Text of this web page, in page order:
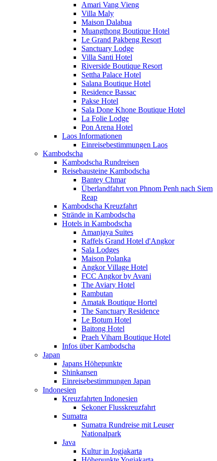
Amari Vang Vieng
Villa Maly
Maison Dalabua
Muangthong Boutique Hotel
Le Grand Pakbeng Resort
Sanctuary Lodge
Villa Santi Hotel
Riverside Boutique Resort
Settha Palace Hotel
Salana Boutique Hotel
Residence Bassac
Pakse Hotel
Sala Done Khone Boutique Hotel
La Folie Lodge
Pon Arena Hotel
Laos Informationen
Einreisebestimmungen Laos
Kambodscha
Kambodscha Rundreisen
Reisebausteine Kambodscha
Bantey Chmar
Überlandfahrt von Phnom Penh nach Siem
Reap
Kambodscha Kreuzfahrt
Strände in Kambodscha
Hotels in Kambodscha
Amanjaya Suites
Raffels Grand Hotel d'Angkor
Sala Lodges
Maison Polanka
Angkor Village Hotel
FCC Angkor by Avani
The Aviary Hotel
Rambutan
Amatak Boutique Hortel
The Sanctuary Residence
Le Botum Hotel
Baitong Hotel
Praeh Viharn Boutique Hotel
Infos über Kambodscha
Japan
Japans Höhepunkte
Shinkansen
Einreisebestimmungen Japan
Indonesien
Kreuzfahrten Indonesien
Sekoner Flusskreuzfahrt
Sumatra
Sumatra Rundreise mit Leuser
Nationalpark
Java
Kultur in Jogjakarta